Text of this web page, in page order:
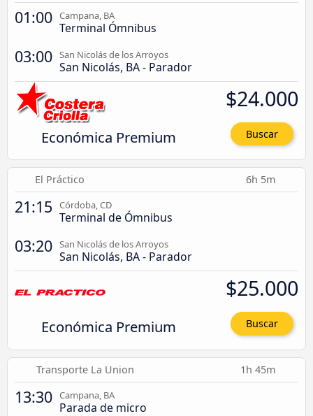
01:00 Campana, BA
Terminal Ómnibus
03:00 San Nicolás de los Arroyos
San Nicolás, BA - Parador
Económica Premium
$24.000
Buscar
El Práctico 6h 5m
21:15 Córdoba, CD
Terminal de Ómnibus
03:20 San Nicolás de los Arroyos
San Nicolás, BA - Parador
Económica Premium
$25.000
Buscar
Transporte La Union 1h 45m
13:30 Campana, BA
Parada de micro